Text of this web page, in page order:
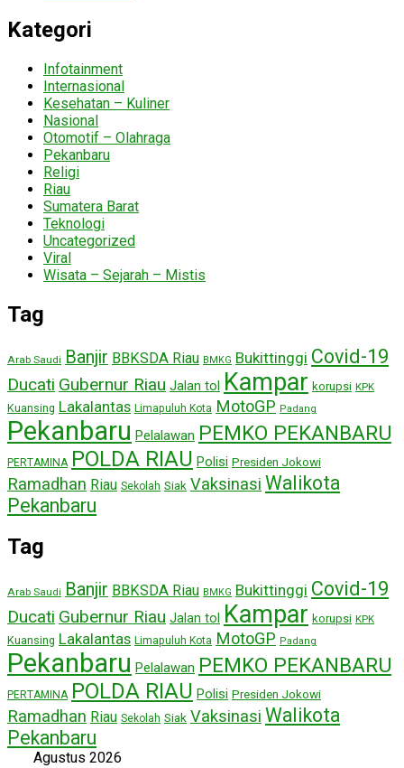
Kategori
Infotainment
Internasional
Kesehatan – Kuliner
Nasional
Otomotif – Olahraga
Pekanbaru
Religi
Riau
Sumatera Barat
Teknologi
Uncategorized
Viral
Wisata – Sejarah – Mistis
Tag
Arab Saudi Banjir BBKSDA Riau BMKG Bukittinggi Covid-19
Ducati Gubernur Riau Jalan tol Kampar korupsi KPK
Kuansing Lakalantas Limapuluh Kota MotoGP Padang
Pekanbaru Pelalawan PEMKO PEKANBARU
PERTAMINA POLDA RIAU Polisi Presiden Jokowi
Ramadhan Riau Sekolah Siak Vaksinasi Walikota
Pekanbaru
Tag
Arab Saudi Banjir BBKSDA Riau BMKG Bukittinggi Covid-19
Ducati Gubernur Riau Jalan tol Kampar korupsi KPK
Kuansing Lakalantas Limapuluh Kota MotoGP Padang
Pekanbaru Pelalawan PEMKO PEKANBARU
PERTAMINA POLDA RIAU Polisi Presiden Jokowi
Ramadhan Riau Sekolah Siak Vaksinasi Walikota
Pekanbaru
Agustus 2026